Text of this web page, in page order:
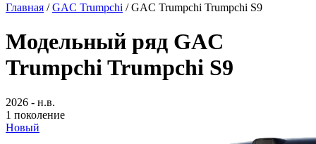
Главная /GAC Trumpchi / GAC Trumpchi Trumpchi S9
Модельный ряд GAC
Trumpchi Trumpchi S9
2026 - н.в.
1 поколение
Новый